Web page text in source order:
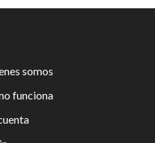
somos
funciona